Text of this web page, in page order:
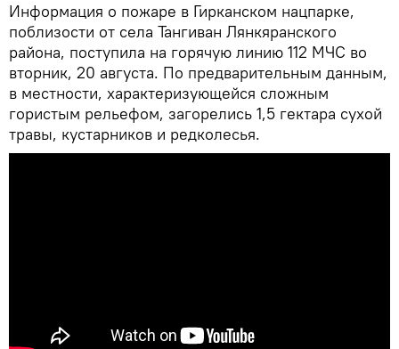
Информация о пожаре в Гирканском нацпарке,
поблизости от села Тангиван Лянкяранского
района, поступила на горячую линию 112 МЧС во
вторник, 20 августа. По предварительным данным,
в местности, характеризующейся сложным
гористым рельефом, загорелись 1,5 гектара сухой
травы, кустарников и редколесья.